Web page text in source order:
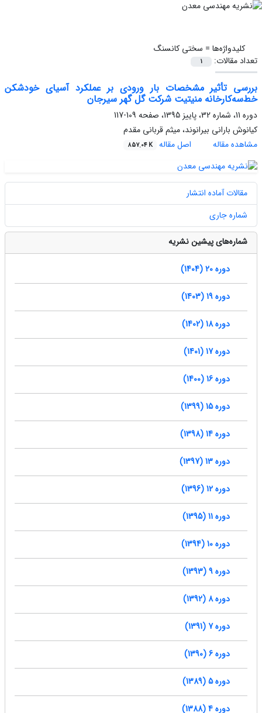
کلیدواژه‌ها = سختی کانسنگ
تعداد مقالات:
1
بررسی تأثیر مشخصات بار ورودی بر عملکرد آسیای خودشکن
خط‌سه‌کارخانه منیتیت شرکت گل گهر سیرجان
دوره 11، شماره 32، پاییز 1395، صفحه
109-117
کیانوش بارانی بیرانوند، میثم قربانی مقدم
مشاهده مقاله
اصل مقاله 857.04 K
مقالات آماده انتشار
شماره جاری
شماره‌های پیشین نشریه
دوره 20 (1404)
دوره 19 (1403)
دوره 18 (1402)
دوره 17 (1401)
دوره 16 (1400)
دوره 15 (1399)
دوره 14 (1398)
دوره 13 (1397)
دوره 12 (1396)
دوره 11 (1395)
دوره 10 (1394)
دوره 9 (1393)
دوره 8 (1392)
دوره 7 (1391)
دوره 6 (1390)
دوره 5 (1389)
دوره 4 (1388)